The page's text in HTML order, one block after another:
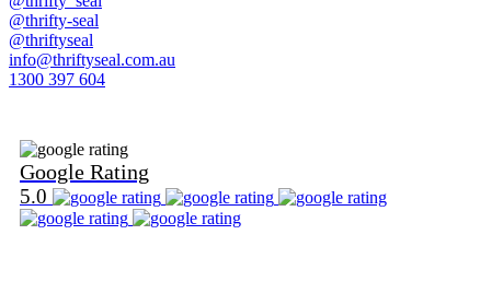
@thrifty-seal
@thriftyseal
info@thriftyseal.com.au
1300 397 604
Google Rating
5.0